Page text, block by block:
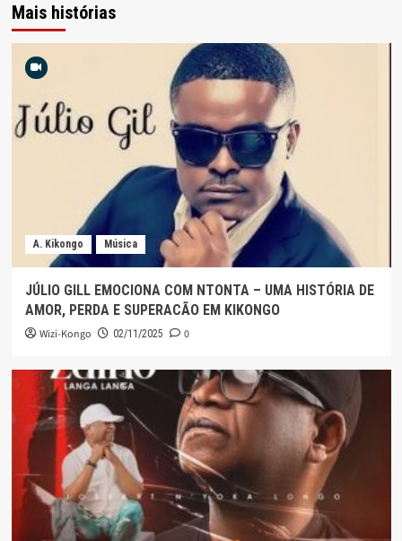
Mais histórias
A. Kikongo Música
JÚLIO GILL EMOCIONA COM NTONTA – UMA HISTÓRIA DE
AMOR, PERDA E SUPERACÃO EM KIKONGO
Wizi-Kongo 02/11/2025 0